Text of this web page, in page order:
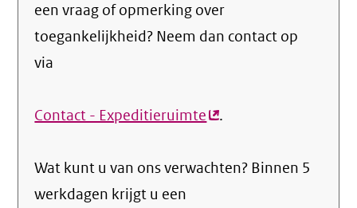
een vraag of opmerking over
toegankelijkheid? Neem dan contact op
via
Contact - Expeditieruimte(externe
.
Wat kunt u van ons verwachten? Binnen 5
werkdagen krijgt u een